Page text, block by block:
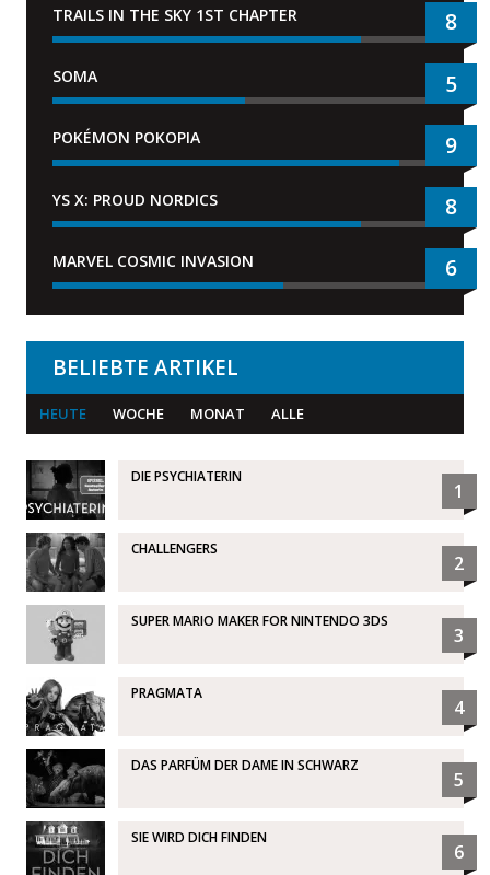
TRAILS IN THE SKY 1ST CHAPTER 8
SOMA 5
POKÉMON POKOPIA 9
YS X: PROUD NORDICS 8
MARVEL COSMIC INVASION 6
BELIEBTE ARTIKEL
HEUTE WOCHE MONAT ALLE
DIE PSYCHIATERIN
1
CHALLENGERS
2
SUPER MARIO MAKER FOR NINTENDO 3DS
3
PRAGMATA
4
DAS PARFÜM DER DAME IN SCHWARZ
5
SIE WIRD DICH FINDEN
6